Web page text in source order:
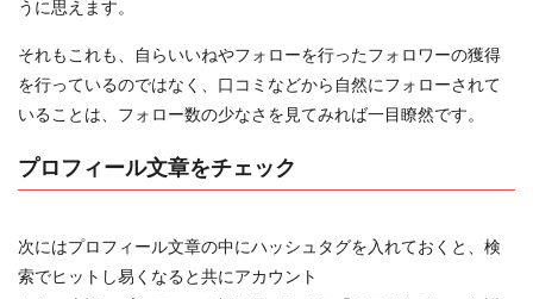
うに思えます。
それもこれも、自らいいねやフォローを行ったフォロワーの獲得
を行っているのではなく、口コミなどから自然にフォローされて
いることは、フォロー数の少なさを見てみれば一目瞭然です。
プロフィール文章をチェック
次にはプロフィール文章の中にハッシュタグを入れておくと、検
索でヒットし易くなると共にアカウント